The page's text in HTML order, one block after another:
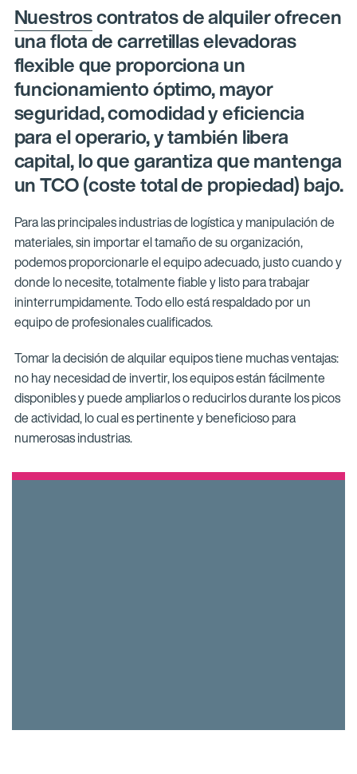
Nuestroscontratos de alquiler ofrecen
una flota de carretillas elevadoras
flexible que proporciona un
funcionamiento óptimo, mayor
seguridad, comodidad y eficiencia
para el operario, y también libera
capital, lo que garantiza que mantenga
un TCO (coste total de propiedad) bajo.
Para las principales industrias de logística y manipulación de
materiales, sin importar el tamaño de su organización,
podemos proporcionarle el equipo adecuado, justo cuando y
donde lo necesite, totalmente fiable y listo para trabajar
ininterrumpidamente. Todo ello está respaldado por un
equipo de profesionales cualificados.
Tomar la decisión de alquilar equipos tiene muchas ventajas:
no hay necesidad de invertir, los equipos están fácilmente
disponibles y puede ampliarlos o reducirlos durante los picos
de actividad, lo cual es pertinente y beneficioso para
numerosas industrias.